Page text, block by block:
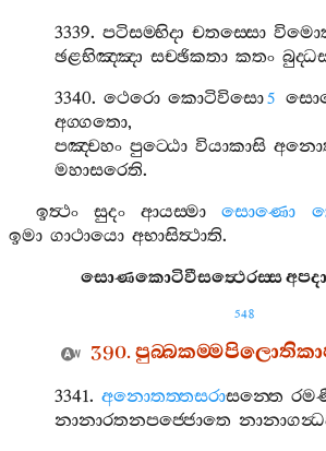
3339.පටිසම‍්භිදා චතස‍්සො
ඡළභිඤ‍්ඤා සච‍්ඡිකතා කතං
3340.ථෙරො කොටිවිසො5
අග‍්ගතො,
පඤ‍්චහං පුට‍්ඨො වියාකාසි
මහාසරෙති.
ඉත්‍ථං
සුදං ආයස‍්මා සොණො
ඉමා ගාථායො අභාසිත්‍ථාති.
සොණකොටිවීසත්‍ථෙරස‍්ස
548
390.
3341.අනොතත‍්තසරාසන‍්තෙ
නානාරතනපජ‍්ජොතෙ